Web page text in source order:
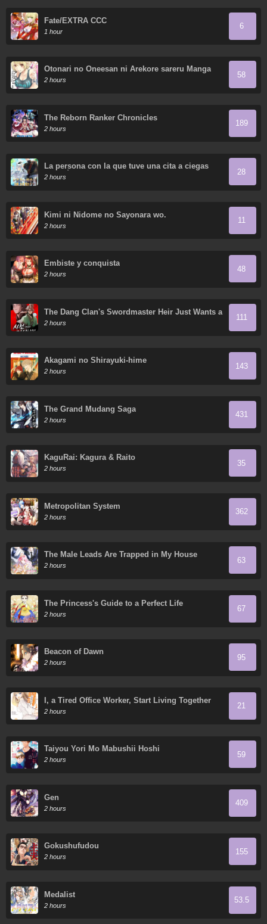
Fate/EXTRA CCC
1 hour
6
Otonari no Oneesan ni Arekore sareru Manga
2 hours
58
The Reborn Ranker Chronicles
2 hours
189
La persona con la que tuve una cita a ciegas
resultó ser un secuestrador
2 hours
28
Kimi ni Nidome no Sayonara wo.
2 hours
11
Embiste y conquista
2 hours
48
The Dang Clan's Swordmaster Heir Just Wants a
Normal Life
2 hours
111
Akagami no Shirayuki-hime
2 hours
143
The Grand Mudang Saga
2 hours
431
KaguRai: Kagura & Raito
2 hours
35
Metropolitan System
2 hours
362
The Male Leads Are Trapped in My House
2 hours
63
The Princess's Guide to a Perfect Life
2 hours
67
Beacon of Dawn
2 hours
95
I, a Tired Office Worker, Start Living Together
with a Beautiful Highschool Girl whom I Met
Again After 7 Years
2 hours
21
Taiyou Yori Mo Mabushii Hoshi
2 hours
59
Gen
2 hours
409
Gokushufudou
2 hours
155
Medalist
2 hours
53.5